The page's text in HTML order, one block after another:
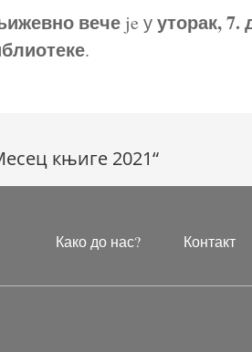
вече je ууторак,7.
.
књиге 2021“
Како до нас? Контакт